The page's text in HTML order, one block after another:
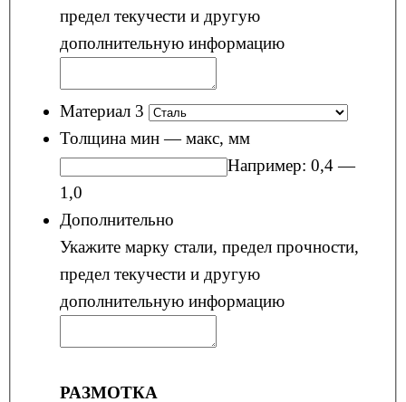
предел текучести и другую
дополнительную информацию
Материал 3
Толщина мин — макс, мм
Например: 0,4 —
1,0
Дополнительно
Укажите марку стали, предел прочности,
предел текучести и другую
дополнительную информацию
РАЗМОТКА